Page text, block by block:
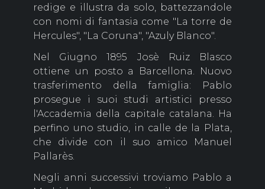
redige e illustra da solo, battezzandole
con nomi di fantasia come "La torre de
Hercules", "La Coruna", "Azuly Blanco".
Nel Giugno 1895 Josè Ruiz Blasco
ottiene un posto a Barcellona. Nuovo
trasferimento della famiglia: Pablo
prosegue i suoi studi artistici presso
l'Accademia della capitale catalana. Ha
perfino uno studio, in calle de la Plata,
che divide con il suo amico Manuel
Pallarès.
Negli anni successivi troviamo Pablo a